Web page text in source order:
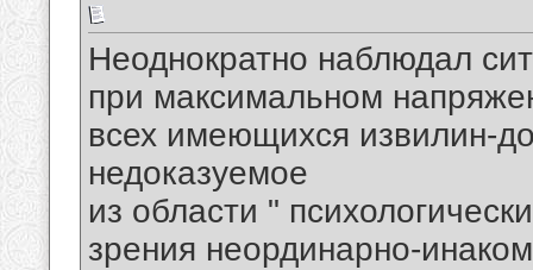
Неоднократно наблюдал
при максимальном
всех имеющихся извилин-
недоказуемое
из области "
зрения неординарно-